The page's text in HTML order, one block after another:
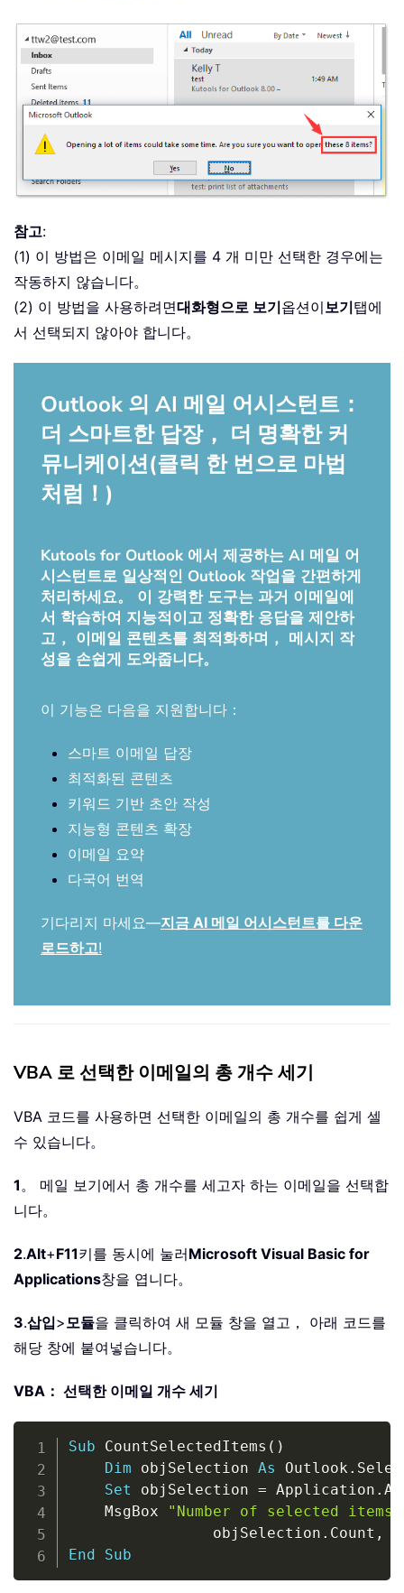
참고:
(1) 이 방법은 이메일 메시지를 4 개 미만 선택한 경우에는
작동하지 않습니다。
(2) 이 방법을 사용하려면대화형으로 보기옵션이보기탭에
서 선택되지 않아야 합니다。
Outlook 의 AI 메일 어시스턴트：
더 스마트한 답장， 더 명확한 커
뮤니케이션(클릭 한 번으로 마법
처럼！)
Kutools for Outlook 에서 제공하는 AI 메일 어
시스턴트로 일상적인 Outlook 작업을 간편하게
처리하세요。 이 강력한 도구는 과거 이메일에
서 학습하여 지능적이고 정확한 응답을 제안하
고， 이메일 콘텐츠를 최적화하며， 메시지 작
성을 손쉽게 도와줍니다。
이 기능은 다음을 지원합니다：
스마트 이메일 답장
최적화된 콘텐츠
키워드 기반 초안 작성
지능형 콘텐츠 확장
이메일 요약
다국어 번역
기다리지 마세요—지금 AI 메일 어시스턴트를 다운
로드하고!
VBA 로 선택한 이메일의 총 개수 세기
VBA 코드를 사용하면 선택한 이메일의 총 개수를 쉽게 셀
수 있습니다。
1 。 메일 보기에서 총 개수를 세고자 하는 이메일을 선택합
니다。
2.Alt+F11키를 동시에 눌러Microsoft Visual Basic for
Applications창을 엽니다。
3.삽입>모듈을 클릭하여 새 모듈 창을 열고， 아래 코드를
해당 창에 붙여넣습니다。
VBA： 선택한 이메일 개수 세기
Sub CountSelectedItems ( )
Dim objSelection As Outlook .
Set objSelection = Application .
    MsgBox
"Number of selected
                objSelection
. Count ,
End
Sub